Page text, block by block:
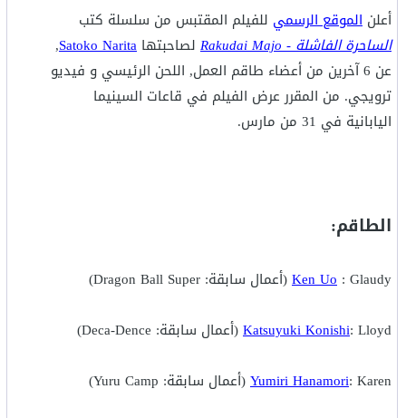
أعلن الموقع الرسمي للفيلم المقتبس من سلسلة كتب
الساحرة الفاشلة - Rakudai Majo
لصاحبتها Satoko Narita
,
عن 6 آخرين من أعضاء طاقم العمل, اللحن الرئيسي و فيديو
ترويجي. من المقرر عرض الفيلم في قاعات السينيما
اليابانية في 31 من مارس.
الطاقم:
Ken Uo : Glaudy (أعمال سابقة: Dragon Ball Super)
Katsuyuki Konishi: Lloyd (أعمال سابقة: Deca-Dence)
Yumiri Hanamori: Karen (أعمال سابقة: Yuru Camp)